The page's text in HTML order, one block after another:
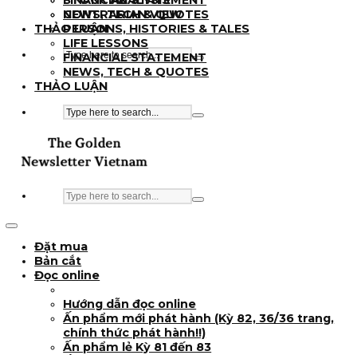
PERSONS, HISTORIES & TALES
LIFE LESSONS
FINANCIAL STATEMENT
NEWS, TECH & QUOTES
THẢO LUẬN
BÀI VIẾT
INDUSTRY INSIGHT
STOCK ANALYSIS
CONTRARIAN VIEW
PERSONS, HISTORIES & TALES
LIFE LESSONS
FINANCIAL STATEMENT
NEWS, TECH & QUOTES
THẢO LUẬN
Đặt mua
Bản cắt
Đọc online